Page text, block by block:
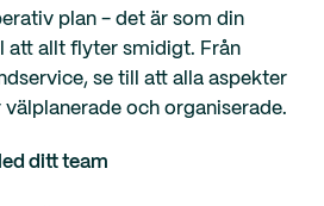
plan - det är som din
att allt flyter smidigt. Från
se till att alla aspekter
och organiserade.
ditt team